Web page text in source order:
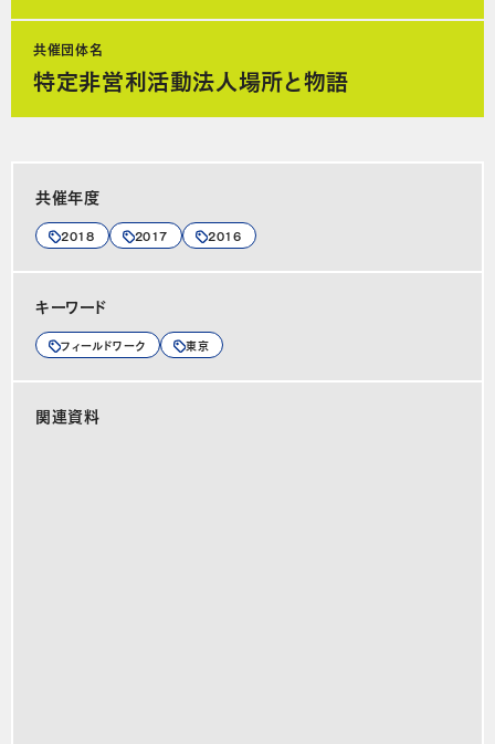
共催団体名
特定非営利活動法人場所と物語
共催年度
2018 2017 2016
キーワード
フィールドワーク 東京
関連資料